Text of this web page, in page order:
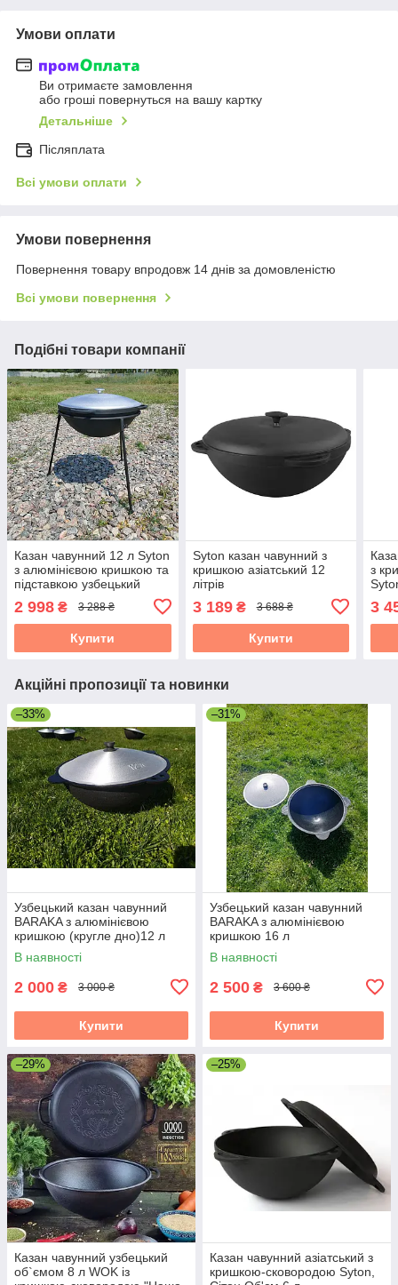
Умови оплати
Ви отримаєте замовлення
або гроші повернуться на вашу картку
Детальніше
Післяплата
Всі умови оплати
Умови повернення
Повернення товару впродовж 14 днів за домовленістю
Всі умови повернення
Подібні товари компанії
Казан чавунний 12 л Syton
з алюмінієвою кришкою та
підставкою узбецький
2 998 ₴ 3 288 ₴
Купити
Syton казан чавунний з
кришкою азіатський 12
літрів
3 189₴ 3 688 ₴
Купити
з
3
Акційні пропозиції та новинки
–33%
Узбецький казан чавунний
BARAKA з алюмінієвою
кришкою (кругле дно)12 л
В наявності
2 000 ₴ 3 000 ₴
Купити
–31%
Узбецький казан чавунний
BARAKA з алюмінієвою
кришкою 16 л
В наявності
2 500 ₴ 3 600 ₴
Купити
–29%
Казан чавунний узбецький
об`ємом 8 л WOK із
–25%
Казан чавунний азіатський з
кришкою-сковородою Syton,